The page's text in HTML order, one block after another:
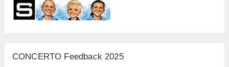
CONCERTO Feedback 2025